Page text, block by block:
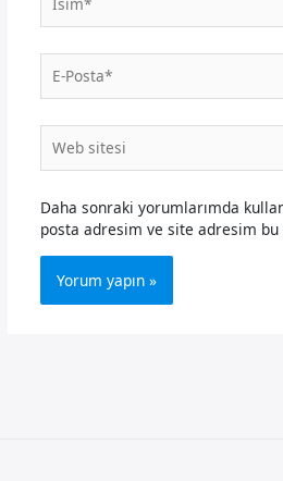
Posta*
sitesi
Daha sonraki yorumlarımda
posta adresim ve site adresim bu